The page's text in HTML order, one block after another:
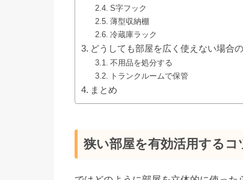
S字フック
薄型収納棚
冷蔵庫ラック
どうしても部屋を広く使えない場合
不用品を処分する
トランクルームで保管
まとめ
狭い部屋を有効活用するコ